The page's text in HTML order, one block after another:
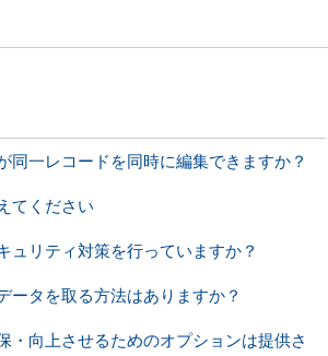
同一レコードを同時に編集できますか？
てください
ュリティ対策を行っていますか？
ータを取る方法はありますか？
・向上させるためのオプションは提供さ